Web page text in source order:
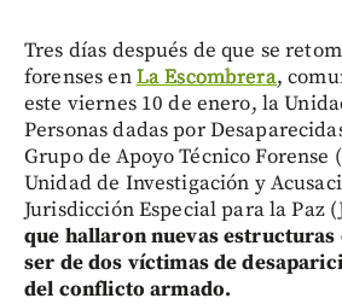
Tres días después de que se
forenses enLa Escombrera,
este viernes 10 de enero, la
Personas dadas por
Grupo de Apoyo Técnico Forense
Unidad de Investigación y
Jurisdicción Especial para la Paz
que hallaron nuevas estructuras
ser de dos víctimas de
del conflicto armado.